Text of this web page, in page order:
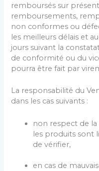
remboursés sur
remboursements,
non conformes ou
les meilleurs délais et
jours suivant la
de conformité ou du
pourra être fait par
La responsabilité du
dans les cas suivants :
non respect de
les produits sont
de vérifier,
en cas de